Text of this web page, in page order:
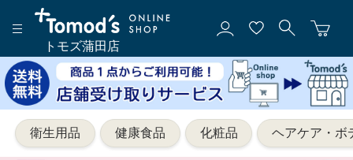
トモズ蒲田店
衛生用品 健康食品 化粧品 ヘアケア・ボ